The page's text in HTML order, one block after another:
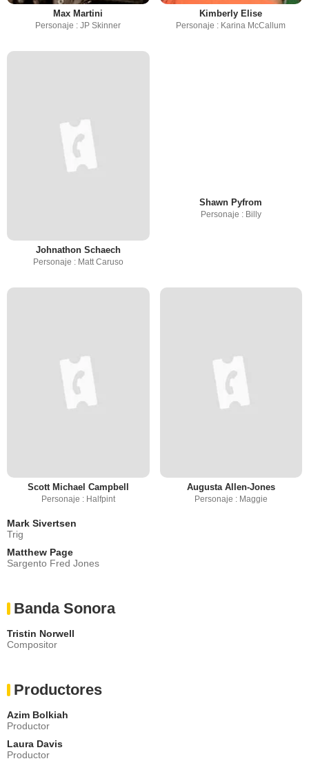
Max Martini
Personaje : JP Skinner
Kimberly Elise
Personaje : Karina McCallum
Johnathon Schaech
Personaje : Matt Caruso
Shawn Pyfrom
Personaje : Billy
Scott Michael Campbell
Personaje : Halfpint
Augusta Allen-Jones
Personaje : Maggie
Mark Sivertsen
Trig
Matthew Page
Sargento Fred Jones
Banda Sonora
Tristin Norwell
Compositor
Productores
Azim Bolkiah
Productor
Laura Davis
Productor